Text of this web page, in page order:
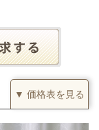
▼ 価格表を見る